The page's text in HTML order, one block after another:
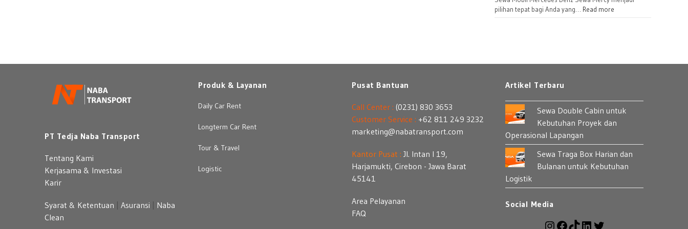
Bulanan
pilihan tepat bagi Anda yang… Read more
Mobil
PT Tedja Naba Transport
Tentang Kami
Kerjasama & Investasi
Karir
Syarat & Ketentuan Asuransi
Naba
Clean
Produk & Layanan
Daily Car Rent
Longterm Car Rent
Tour & Travel
Logistic
Pusat Bantuan
Call Center : (0231) 830 3653
Customer Service : +62 811 249 3232
marketing@nabatransport.com
Kantor Pusat : Jl. Intan I 19,
Harjamukti, Cirebon - Jawa Barat
45141
Area Pelayanan
FAQ
Artikel Terbaru
Sewa Double Cabin untuk
Kebutuhan Proyek dan
Operasional Lapangan
Sewa Traga Box Harian dan
Bulanan untuk Kebutuhan
Logistik
Social Media
Instagram
Facebook
TikTokLinkedIn